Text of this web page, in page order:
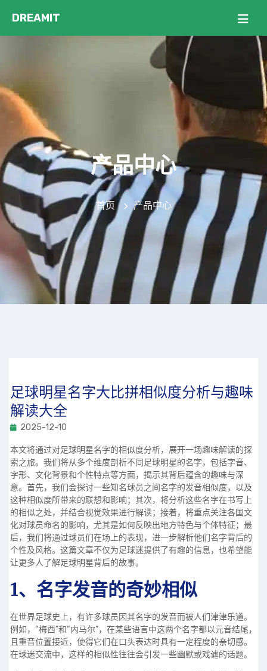
产品中心
首页 产品中心
足球明星名字大比拼相似度分析与趣味
解读大全
2025-12-10
本文将通过对足球明星名字的相似度分析，展开一场趣味解读的探
索之旅。我们将从多个维度剖析不同足球明星的名字，包括字音、
字形、文化背景和个性特点等方面，揭示其背后蕴含的趣味与深
意。首先，我们会探讨一些知名球员之间名字的发音相似度，以及
这种相似度所带来的联想和影响；其次，将分析这些名字在书写上
的相似之处，并结合视觉效果进行解读；接着，将重点关注各国文
化对球员命名的影响，尤其是如何反映出地方特色与个体特征；最
后，我们将通过球员们在场上的表现，进一步解析他们名字背后的
个性及风格。这篇文章不仅为足球迷提供了有趣的信息，也希望能
让更多人了解足球明星背后的故事。
1、名字发音的奇妙相似
在世界足球史上，有许多球员因其名字的发音而被人们津津乐道。
例如，“梅西”和“内马尔”，在某些语言中这两个名字都以元音结尾，
且重音位置接近，使得它们在口头表达时具有一定程度的亲切感。
在球迷交流中，这样的相似性往往会引发一些幽默或戏谑的话题。